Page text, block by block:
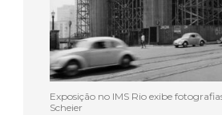
Exposição no IMS Rio exibe
Scheier